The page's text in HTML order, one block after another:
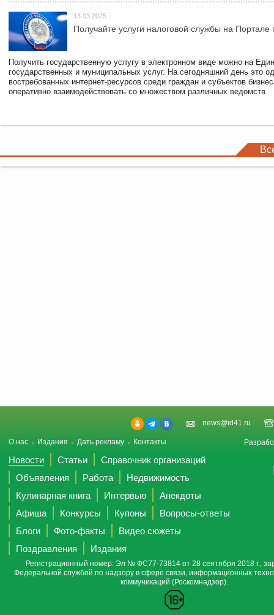
13.03.2025
Получайте услуги налоговой службы на Портале
Получить государственную услугу в электронном виде можно на
государственных и муниципальных услуг. На сегодняшний день это
востребованных интернет-ресурсов среди граждан и субъектов
оперативно взаимодействовать со множеством различных ведомств.
news@id41.ru
О нас Издания Дать рекламу Контакты
Новости Статьи
Справочник организаций
Объявления
Работа
Недвижимость
Кулинарная книга
Интервью
Анекдоты
Афиша
Конкурсы Купоны
Вопросы-ответы
Блоги
Фото-факты
Видео сюжеты
Поздравления
Издания
Регистрационный номер: Эл № ФС77-73814 от 28 сентября 2018 г.,
Федеральной службой по надзору в сфере связи, информационных
коммуникаций (Роскомнадзор).